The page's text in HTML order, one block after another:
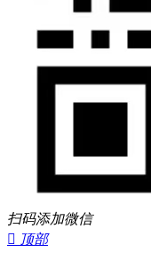
扫码添加微信
 顶部